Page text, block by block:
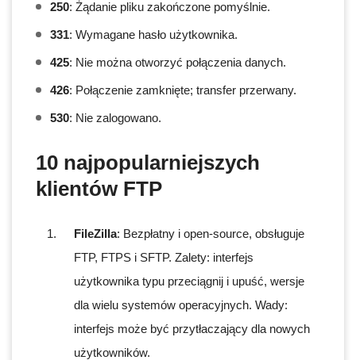
250: Żądanie pliku zakończone pomyślnie.
331: Wymagane hasło użytkownika.
425: Nie można otworzyć połączenia danych.
426: Połączenie zamknięte; transfer przerwany.
530: Nie zalogowano.
10 najpopularniejszych
klientów FTP
FileZilla: Bezpłatny i open-source, obsługuje
FTP, FTPS i SFTP. Zalety: interfejs
użytkownika typu przeciągnij i upuść, wersje
dla wielu systemów operacyjnych. Wady:
interfejs może być przytłaczający dla nowych
użytkowników.